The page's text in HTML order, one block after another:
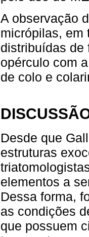
A observação
micrópilas, em
distribuídas de
opérculo com
de colo e
Desde que
estruturas
elementos a
Dessa forma,
as condições
que possuem